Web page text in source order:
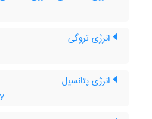
انرژی تروگی
انرژی پتانسیل